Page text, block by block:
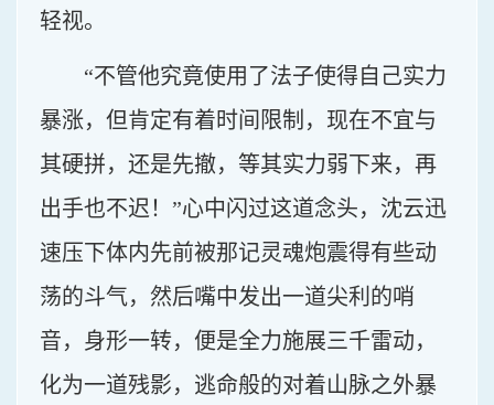
轻视。
“不管他究竟使用了法子使得自己实力
暴涨，但肯定有着时间限制，现在不宜与
其硬拼，还是先撤，等其实力弱下来，再
出手也不迟！”心中闪过这道念头，沈云迅
速压下体内先前被那记灵魂炮震得有些动
荡的斗气，然后嘴中发出一道尖利的哨
音，身形一转，便是全力施展三千雷动，
化为一道残影，逃命般的对着山脉之外暴